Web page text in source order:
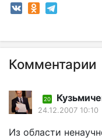
Комментарии
20
24.12.2007 10:10
Из области